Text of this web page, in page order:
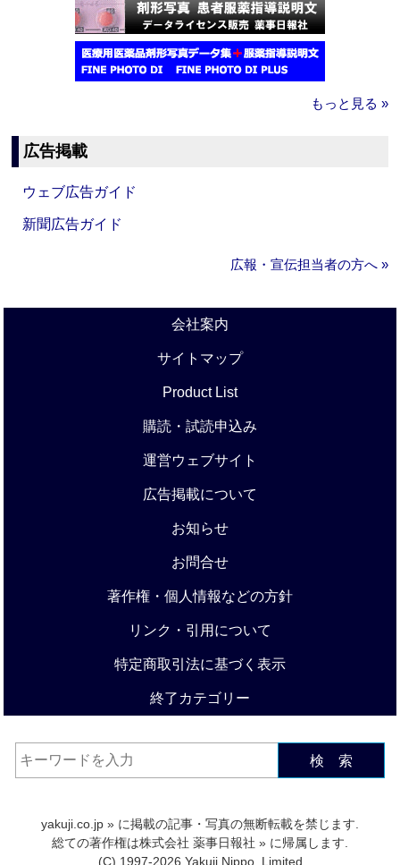
もっと見る »
広告掲載
ウェブ広告ガイド
新聞広告ガイド
広報・宣伝担当者の方へ »
会社案内
サイトマップ
Product List
購読・試読申込み
運営ウェブサイト
広告掲載について
お知らせ
お問合せ
著作権・個人情報などの方針
リンク・引用について
特定商取引法に基づく表示
終了カテゴリー
検 索
yakuji.co.jp » に掲載の記事・写真の無断転載を禁じます.
総ての著作権は株式会社 薬事日報社 » に帰属します.
(C) 1997-2026 Yakuji Nippo, Limited